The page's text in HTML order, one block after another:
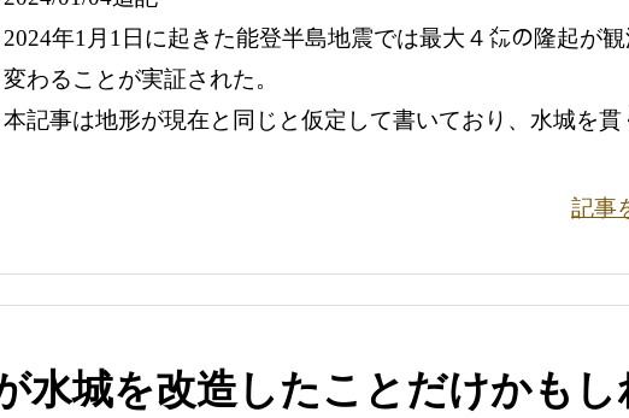
2024年1月1日に起きた能登半島地震では最大４㍍の隆起が
変わることが実証された。
本記事は地形が現在と同じと仮定して書いており、水城を
記事
水城を改造したことだけかも